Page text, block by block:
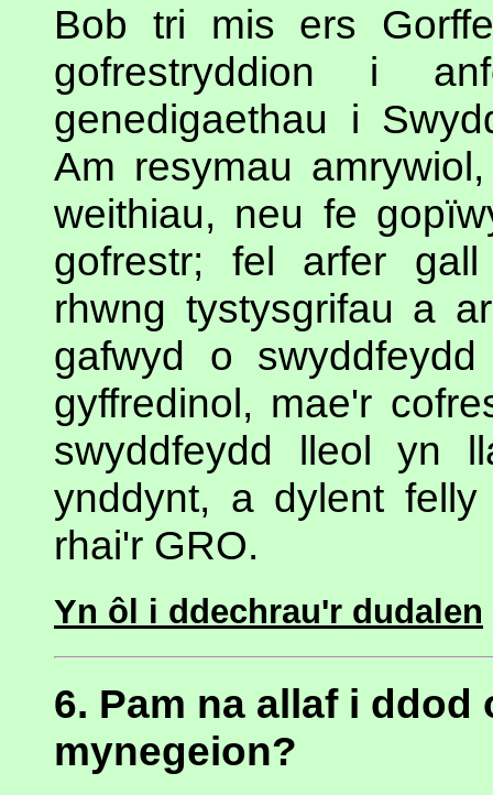
Bob tri mis ers
gofrestryddion i
genedigaethau i
Am resymau
weithiau, neu fe
gofrestr; fel arfer
rhwng tystysgrifau a
gafwyd o
gyffredinol, mae'r
swyddfeydd lleol yn
ynddynt, a dylent
rhai'r GRO.
Yn ôl i ddechrau'r dudalen
6. Pam na allaf i
mynegeion?